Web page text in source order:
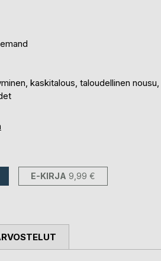
kaskitalous, taloudellinen nousu,
E-KIRJA 9,99 €